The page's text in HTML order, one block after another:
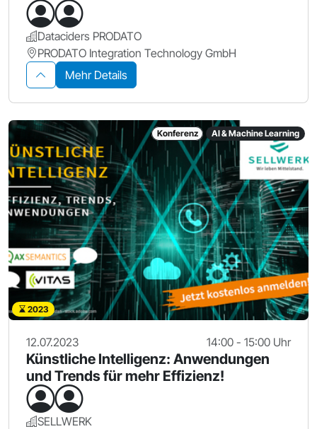
Dataciders PRODATO
PRODATO Integration Technology GmbH
Mehr Details
Konferenz AI & Machine Learning
2023
12.07.2023 14:00 - 15:00 Uhr
Künstliche Intelligenz: Anwendungen
und Trends für mehr Effizienz!
SELLWERK